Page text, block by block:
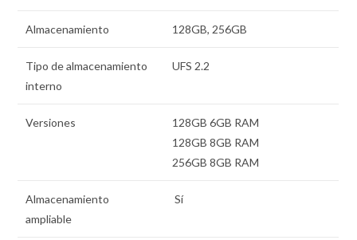
Almacenamiento 128GB, 256GB
Tipo de almacenamiento
interno
UFS 2.2
Versiones
128GB 6GB RAM
128GB 8GB RAM
256GB 8GB RAM
Almacenamiento
ampliable
Sí